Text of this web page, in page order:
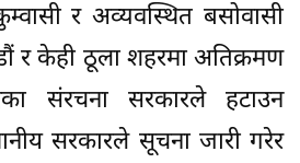
र अव्यवस्थित बसोवासी
र केही ठूला शहरमा अतिक्रमण
संरचना सरकारले हटाउन
सरकारले सूचना जारी गरेर